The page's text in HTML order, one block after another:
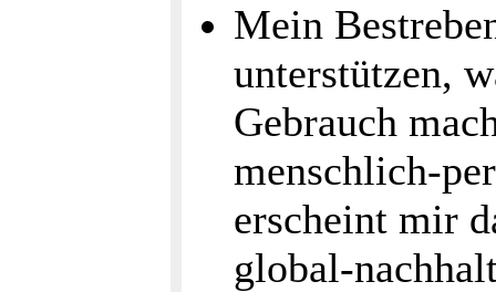
Mein
unterstützen,
Gebrauch
menschlich-
erscheint mir
global-